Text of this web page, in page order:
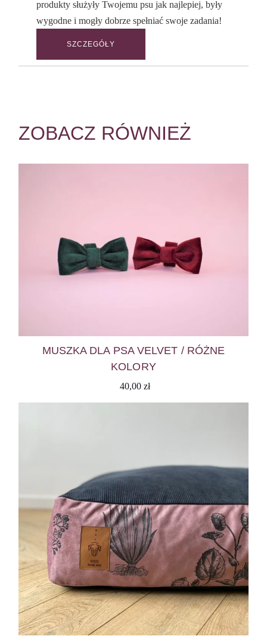
produkty służyły Twojemu psu jak najlepiej, były
wygodne i mogły dobrze spełniać swoje zadania!
SZCZEGÓŁY
ZOBACZ RÓWNIEŻ
MUSZKA DLA PSA VELVET / RÓŻNE
KOLORY
40,00 zł